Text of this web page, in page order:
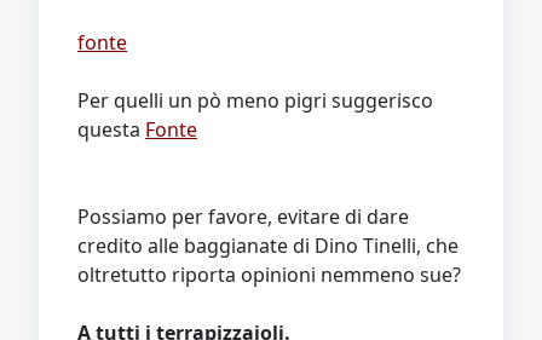
fonte
Per quelli un pò meno pigri suggerisco
questa Fonte
Possiamo per favore, evitare di dare
credito alle baggianate di Dino Tinelli, che
oltretutto riporta opinioni nemmeno sue?
A tutti i terrapizzaioli.